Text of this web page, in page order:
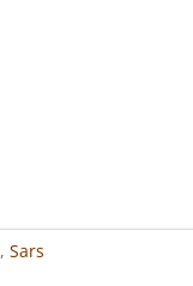
, Sars